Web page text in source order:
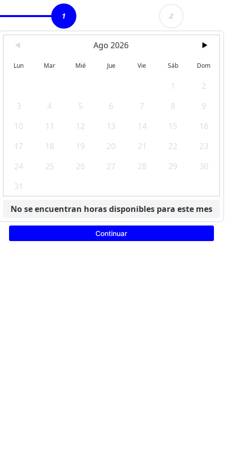
1 2
Ago 2026
Lun Mar Mié Jue Vie Sáb Dom
1
2
3
4 5 6 7 8
9
10
11 12 13 14 15
16
17
18 19 20 21 22
23
24
25 26 27 28 29
30
31
No se encuentran horas disponibles para este mes
Continuar